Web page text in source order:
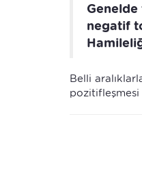
Genelde
negatif
Belli
pozitifleşmesi